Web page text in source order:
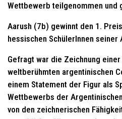
Wettbewerb teilgenommen und
Aarush (7b) gewinnt den 1.
hessischen SchülerInnen
Gefragt war die Zeichnung
weltberühmten argentinischen
einem Statement der Figur als
Wettbewerbs der
von den zeichnerischen